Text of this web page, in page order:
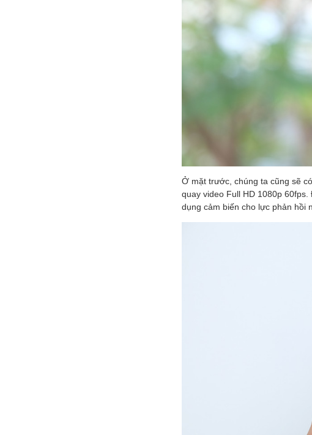
Ở mặt trước, chúng ta cũng sẽ
quay video Full HD 1080p
dụng cảm biến cho lực phản hồi